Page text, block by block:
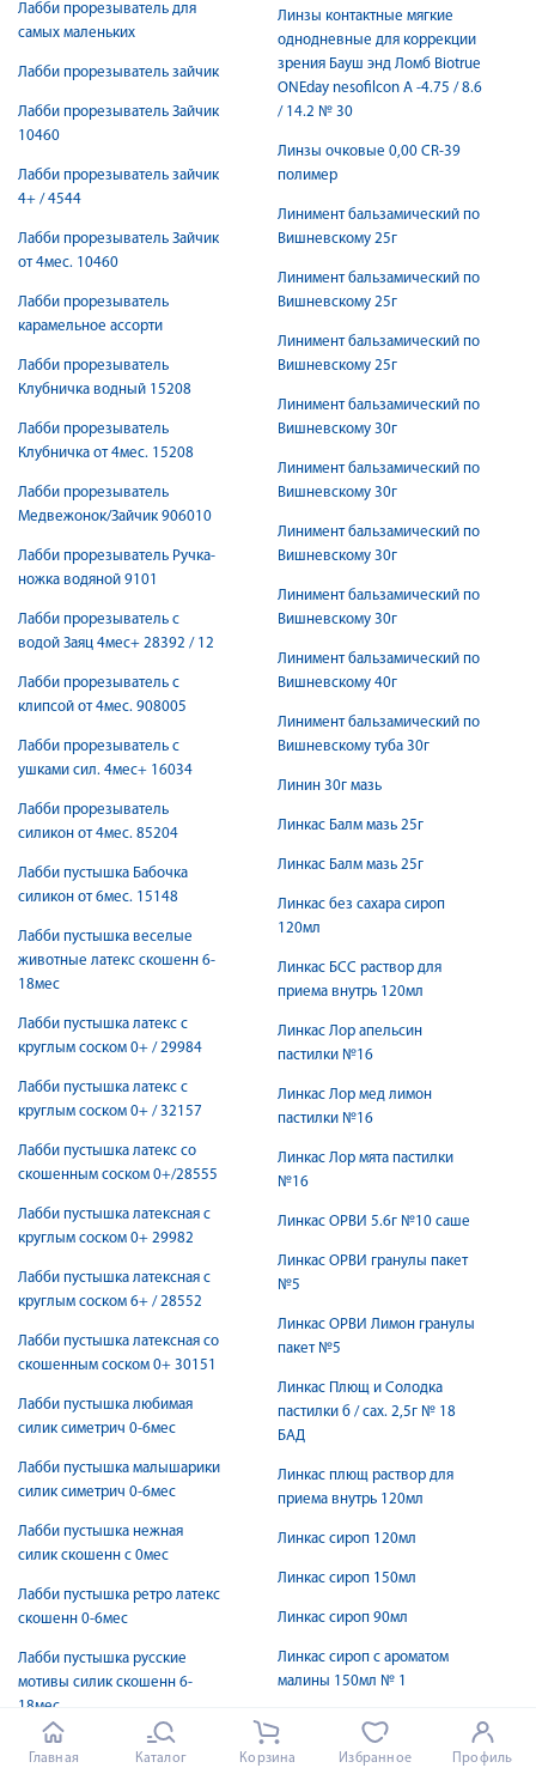
Лабби прорезыватель для
самых маленьких
Лабби прорезыватель зайчик
Лабби прорезыватель Зайчик
10460
Лабби прорезыватель зайчик
4+ / 4544
Лабби прорезыватель Зайчик
от 4мес. 10460
Лабби прорезыватель
карамельное ассорти
Лабби прорезыватель
Клубничка водный 15208
Лабби прорезыватель
Клубничка от 4мес. 15208
Лабби прорезыватель
Медвежонок/Зайчик 906010
Лабби прорезыватель Ручка-
ножка водяной 9101
Лабби прорезыватель с
водой Заяц 4мес+ 28392 / 12
Лабби прорезыватель с
клипсой от 4мес. 908005
Лабби прорезыватель с
ушками сил. 4мес+ 16034
Лабби прорезыватель
силикон от 4мес. 85204
Лабби пустышка Бабочка
силикон от 6мес. 15148
Лабби пустышка веселые
животные латекс скошенн 6-
18мес
Лабби пустышка латекс с
круглым соском 0+ / 29984
Лабби пустышка латекс с
круглым соском 0+ / 32157
Лабби пустышка латекс со
скошенным соском 0+/28555
Лабби пустышка латексная с
круглым соском 0+ 29982
Лабби пустышка латексная с
круглым соском 6+ / 28552
Лабби пустышка латексная со
скошенным соском 0+ 30151
Лабби пустышка любимая
силик симетрич 0-6мес
Лабби пустышка малышарики
силик симетрич 0-6мес
Лабби пустышка нежная
силик скошенн с 0мес
Лабби пустышка ретро латекс
скошенн 0-6мес
Лабби пустышка русские
мотивы силик скошенн 6-
18мес
Лабби сетка сменн для
Линзы контактные мягкие
однодневные для коррекции
зрения Бауш энд Ломб Biotrue
ONEday nesofilcon A -4.75 / 8.6
/ 14.2 № 30
Линзы очковые 0,00 CR-39
полимер
Линимент бальзамический по
Вишневскому 25г
Линимент бальзамический по
Вишневскому 25г
Линимент бальзамический по
Вишневскому 25г
Линимент бальзамический по
Вишневскому 30г
Линимент бальзамический по
Вишневскому 30г
Линимент бальзамический по
Вишневскому 30г
Линимент бальзамический по
Вишневскому 30г
Линимент бальзамический по
Вишневскому 40г
Линимент бальзамический по
Вишневскому туба 30г
Линин 30г мазь
Линкас Балм мазь 25г
Линкас Балм мазь 25г
Линкас без сахара сироп
120мл
Линкас БСС раствор для
приема внутрь 120мл
Линкас Лор апельсин
пастилки №16
Линкас Лор мед лимон
пастилки №16
Линкас Лор мята пастилки
№16
Линкас ОРВИ 5.6г №10 саше
Линкас ОРВИ гранулы пакет
№5
Линкас ОРВИ Лимон гранулы
пакет №5
Линкас Плющ и Солодка
пастилки б / сах. 2,5г № 18
БАД
Линкас плющ раствор для
приема внутрь 120мл
Линкас сироп 120мл
Линкас сироп 150мл
Линкас сироп 90мл
Линкас сироп с ароматом
малины 150мл № 1
Линкодез раствор для
контактных линз МК
многофункциональный 250мл
Главная Каталог Корзина Избранное Профиль